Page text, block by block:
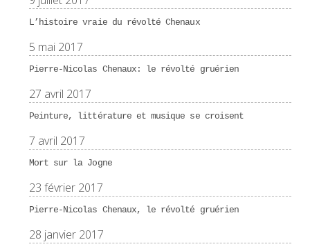
L’histoire vraie du révolté Chenaux
5 mai 2017
Pierre-Nicolas Chenaux: le révolté gruérien
27 avril 2017
Peinture, littérature et musique se croisent
7 avril 2017
Mort sur la Jogne
23 février 2017
Pierre-Nicolas Chenaux, le révolté gruérien
28 janvier 2017